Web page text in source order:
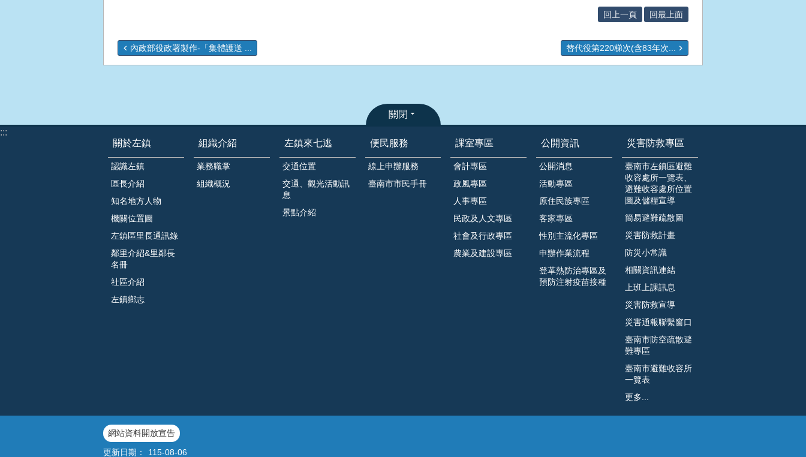
回上一頁 回最上面
內政部役政署製作-「集體護送 ... 替代役第220梯次(含83年次...
關閉
:::
關於左鎮
認識左鎮
區長介紹
知名地方人物
機關位置圖
左鎮區里長通訊錄
鄰里介紹&里鄰長
名冊
社區介紹
左鎮鄉志
組織介紹
業務職掌
組織概況
左鎮來七逃
交通位置
交通、觀光活動訊
息
景點介紹
便民服務
線上申辦服務
臺南市市民手冊
課室專區
會計專區
政風專區
人事專區
民政及人文專區
社會及行政專區
農業及建設專區
公開資訊
公開消息
活動專區
原住民族專區
客家專區
性別主流化專區
申辦作業流程
登革熱防治專區及
預防注射疫苗接種
災害防救專區
臺南市左鎮區避難
收容處所一覽表、
避難收容處所位置
圖及儲糧宣導
簡易避難疏散圖
災害防救計畫
防災小常識
相關資訊連結
上班上課訊息
災害防救宣導
災害通報聯繫窗口
臺南市防空疏散避
難專區
臺南市避難收容所
一覽表
更多...
網站資料開放宣告
更新日期：
115-08-06